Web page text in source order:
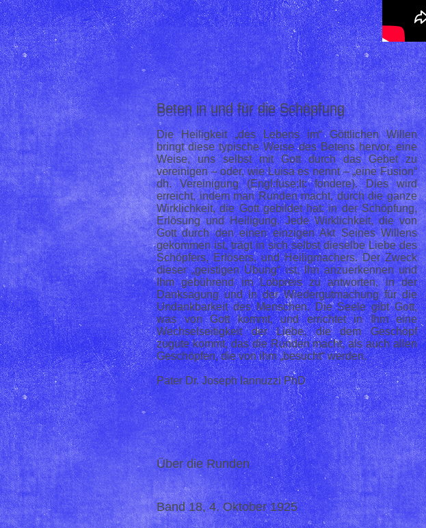
Beten in und für die Schöpfung
Die Heiligkeit „des Lebens im“ Göttlichen Willen
bringt diese typische Weise des Betens hervor, eine
Weise, uns selbst mit Gott durch das Gebet zu
vereinigen – oder, wie Luisa es nennt – „eine Fusion“
dh. Vereinigung (Engl:fuse;It: fondere). Dies wird
erreicht, indem man Runden macht, durch die ganze
Wirklichkeit, die Gott gebildet hat: in der Schöpfung,
Erlösung und Heiligung. Jede Wirklichkeit, die von
Gott durch den einen einzigen Akt Seines Willens
gekommen ist, trägt in sich selbst dieselbe Liebe des
Schöpfers, Erlösers, und Heiligmachers. Der Zweck
dieser „geistigen Übung“ ist, Ihn anzuerkennen und
Ihm gebührend im Lobpreis zu antworten, in der
Danksagung und in der Wiedergutmachung für die
Undankbarkeit des Menschen. Die Seele gibt Gott,
was von Gott kommt, und errichtet in Ihm eine
Wechselseitigkeit der Liebe, die dem Geschöpf
zugute kommt, das die Runden macht, als auch allen
Geschöpfen, die von ihm „besucht“ werden.
Pater Dr. Joseph Iannuzzi PhD
Über die Runden
Band 18, 4. Oktober 1925